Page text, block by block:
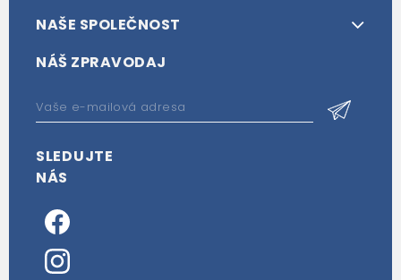
NAŠE SPOLEČNOST
NÁŠ ZPRAVODAJ
SLEDUJTE
NÁS